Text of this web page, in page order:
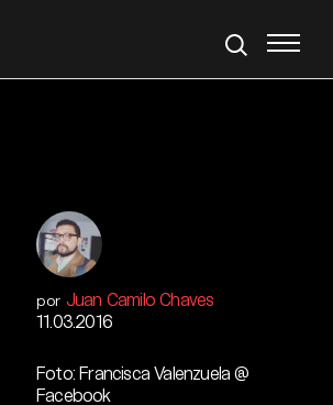
por Juan Camilo Chaves
11.03.2016
Foto: Francisca Valenzuela @
Facebook